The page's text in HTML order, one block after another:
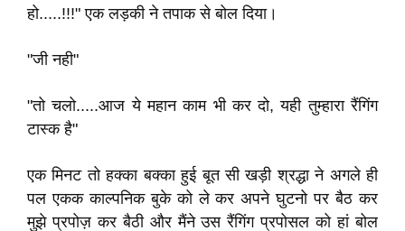
हो.....!!!" एक लड़की ने तपाक से बोल दिया।
"जी नही"
"तो चलो.....आज ये महान काम भी कर दो, यही तुम्हारा रैंगिंग
टास्क है"
एक मिनट तो हक्का बक्का हुई बूत सी खड़ी श्रद्धा ने अगले ही
पल एकक काल्पनिक बुके को ले कर अपने घुटनो पर बैठ कर
मुझे प्रपोज़ कर बैठी और मैंने उस रैंगिंग प्रपोसल को हां बोल